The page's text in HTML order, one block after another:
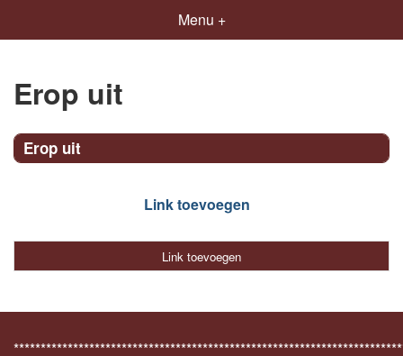
Menu +
Erop uit
Erop uit
Link toevoegen
Link toevoegen